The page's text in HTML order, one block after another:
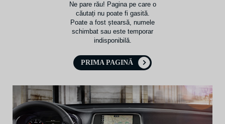
Ne pare rău! Pagina pe care o
căutați nu poate fi gasită.
Poate a fost ștearsă, numele
schimbat sau este temporar
indisponibilă.
PRIMA PAGINĂ